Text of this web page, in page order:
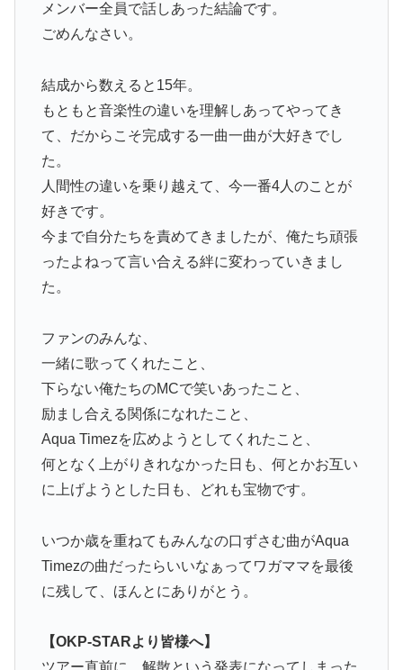
メンバー全員で話しあった結論です。
ごめんなさい。
結成から数えると15年。
もともと音楽性の違いを理解しあってやってき
て、だからこそ完成する一曲一曲が大好きでし
た。
人間性の違いを乗り越えて、今一番4人のことが
好きです。
今まで自分たちを責めてきましたが、俺たち頑張
ったよねって言い合える絆に変わっていきまし
た。
ファンのみんな、
一緒に歌ってくれたこと、
下らない俺たちのMCで笑いあったこと、
励まし合える関係になれたこと、
Aqua Timezを広めようとしてくれたこと、
何となく上がりきれなかった日も、何とかお互い
に上げようとした日も、どれも宝物です。
いつか歳を重ねてもみんなの口ずさむ曲がAqua
Timezの曲だったらいいなぁってワガママを最後
に残して、ほんとにありがとう。
【OKP-STARより皆様へ】